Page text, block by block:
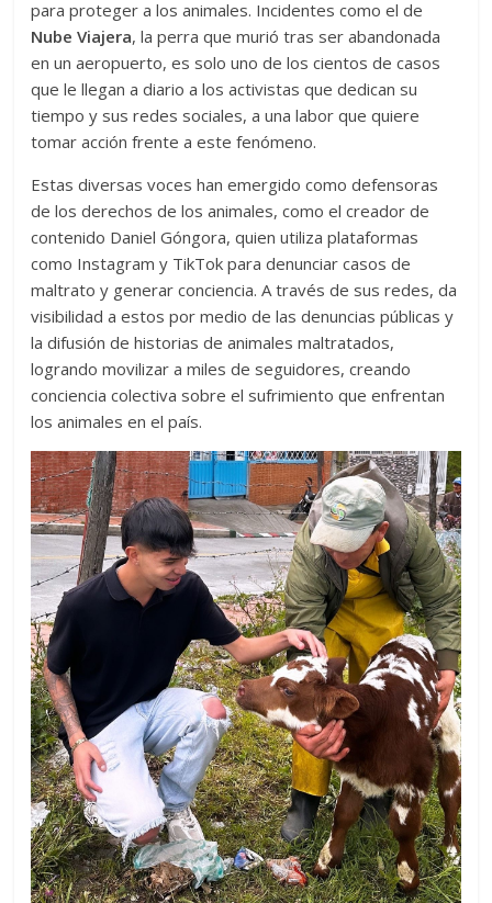
para proteger a los animales. Incidentes como el de
Nube Viajera, la perra que murió tras ser abandonada
en un aeropuerto, es solo uno de los cientos de casos
que le llegan a diario a los activistas que dedican su
tiempo y sus redes sociales, a una labor que quiere
tomar acción frente a este fenómeno.
Estas diversas voces han emergido como defensoras
de los derechos de los animales, como el creador de
contenido Daniel Góngora, quien utiliza plataformas
como Instagram y TikTok para denunciar casos de
maltrato y generar conciencia. A través de sus redes, da
visibilidad a estos por medio de las denuncias públicas y
la difusión de historias de animales maltratados,
logrando movilizar a miles de seguidores, creando
conciencia colectiva sobre el sufrimiento que enfrentan
los animales en el país.